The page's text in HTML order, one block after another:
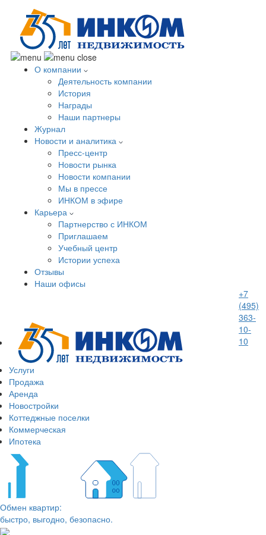
О компании
Деятельность компании
История
Награды
Наши партнеры
Журнал
Новости и аналитика
Пресс-центр
Новости рынка
Новости компании
Мы в прессе
ИНКОМ в эфире
Карьера
Партнерство с ИНКОМ
Приглашаем
Учебный центр
Истории успеха
Отзывы
Наши офисы
+7
(495)
363-
10-
10
Услуги
Продажа
Аренда
Новостройки
Коттеджные поселки
Коммерческая
Ипотека
Обмен квартир:
быстро, выгодно, безопасно.